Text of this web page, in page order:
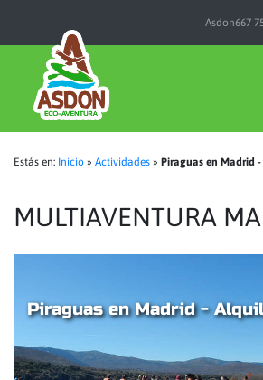
Asdon667
Estás en: Inicio » Actividades » Piraguas en Madrid
MULTIAVENTURA
Piraguas en Madrid -